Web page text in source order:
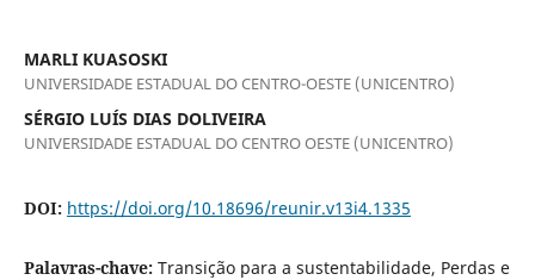
MARLI KUASOSKI
UNIVERSIDADE ESTADUAL DO CENTRO-OESTE (UNICENTRO)
SÉRGIO LUÍS DIAS DOLIVEIRA
UNIVERSIDADE ESTADUAL DO CENTRO OESTE (UNICENTRO)
DOI: https://doi.org/10.18696/reunir.v13i4.1335
Palavras-chave: Transição para a sustentabilidade, Perdas e